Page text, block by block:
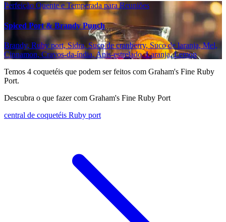
Perfeição Quente e Temperada para Reuniões
Spiced Port & Brandy Punch
Brandy, Ruby port, Sidra, Suco de cranberry, Suco de laranja, Mel,
Cinnamon, Cravos-da-índia, Anis-estrelado, Laranja, Lemon
Temos 4 coquetéis que podem ser feitos com Graham's Fine Ruby
Port.
Descubra o que fazer com Graham's Fine Ruby Port
central de coquetéis Ruby port